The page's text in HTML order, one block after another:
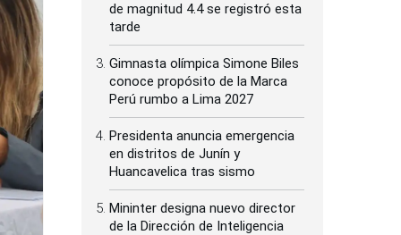
de magnitud 4.4 se registró esta
tarde
Gimnasta olímpica Simone Biles
conoce propósito de la Marca
Perú rumbo a Lima 2027
Presidenta anuncia emergencia
en distritos de Junín y
Huancavelica tras sismo
Mininter designa nuevo director
de la Dirección de Inteligencia